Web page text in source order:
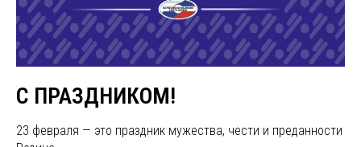
С ПРАЗДНИКОМ!
23 февраля — это праздник мужества, чести и преданности